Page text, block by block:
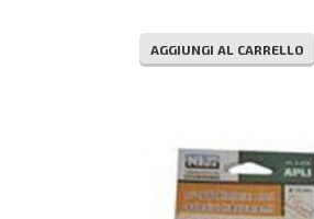
AGGIUNGI AL CARRELLO